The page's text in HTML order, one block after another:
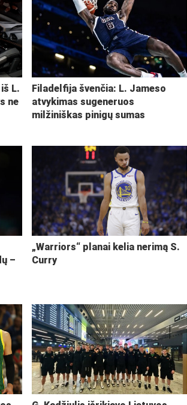
L.
ne
Filadelfija švenčia: L. Jameso
atvykimas sugeneruos
milžiniškas pinigų sumas
–
„Warriors“ planai kelia nerimą S.
Curry